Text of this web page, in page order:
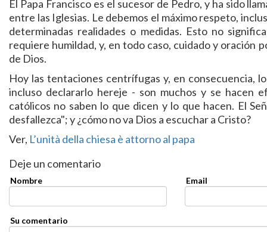
El Papa Francisco es el sucesor de Pedro, y ha sido
entre las Iglesias. Le debemos el máximo respeto,
determinadas realidades o medidas. Esto no
requiere humildad, y, en todo caso, cuidado y oración
de Dios.
Hoy las tentaciones centrífugas y, en consecuencia,
incluso declararlo hereje - son muchos y se hacen
católicos no saben lo que dicen y lo que hacen. El
desfallezca"; y ¿cómo no va Dios a escuchar a Cristo?
Ver, L’unità della chiesa è attorno al papa
Deje un comentario
Nombre Email
Su comentario